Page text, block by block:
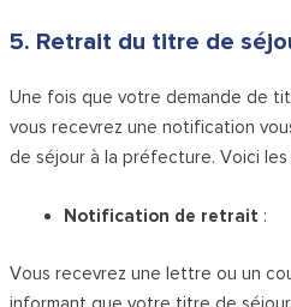
5. Retrait du titre de
Une fois que votre demande de
vous recevrez une notification
de séjour à la préfecture. Voici
Notification de retrait :
Vous recevrez une lettre ou un